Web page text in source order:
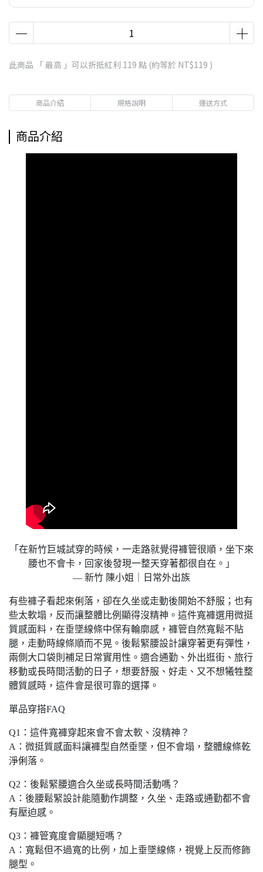
此商品 「 最高 」可以折抵紅利 119 點 (約等於 NT$119 )
商品介紹 規格說明 運送方式
商品介紹
「在新竹巨城試穿的時候，一走路就覺得褲管很順，坐下來
腰也不會卡，回家後發現一整天穿著都很自在。」
— 新竹 陳小姐｜日常外出族
有些褲子看起來俐落，卻在久坐或走動後開始不舒服；也有
些太軟塌，反而讓整體比例顯得沒精神。這件寬褲選用微挺
質感面料，在垂墜線條中保有輪廓感，褲管自然寬鬆不貼
腿，走動時線條順而不晃。後鬆緊腰設計讓穿著更有彈性，
兩側大口袋則補足日常實用性。適合通勤、外出逛街、旅行
移動或長時間活動的日子，想要舒服、好走、又不想犧牲整
體質感時，這件會是很可靠的選擇。
單品穿搭FAQ
Q1：這件寬褲穿起來會不會太軟、沒精神？
A：微挺質感面料讓褲型自然垂墜，但不會塌，整體線條乾
淨俐落。
Q2：後鬆緊腰適合久坐或長時間活動嗎？
A：後腰鬆緊設計能隨動作調整，久坐、走路或通勤都不會
有壓迫感。
Q3：褲管寬度會顯腿短嗎？
A：寬鬆但不過寬的比例，加上垂墜線條，視覺上反而修飾
腿型。